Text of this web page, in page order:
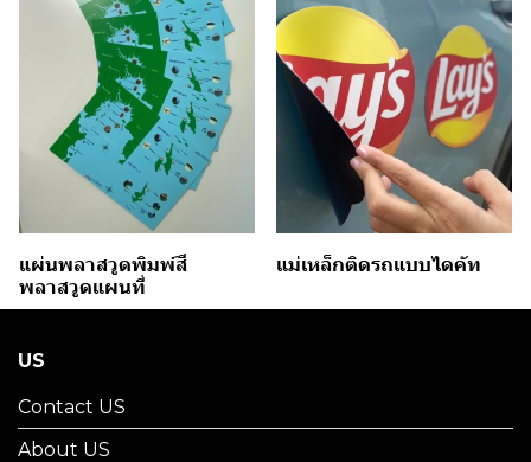
แผ่นพลาสวูดพิมพ์สี
พลาสวูดแผนที่
แม่เหล็กติดรถแบบไดคัท
US
Contact US
About US